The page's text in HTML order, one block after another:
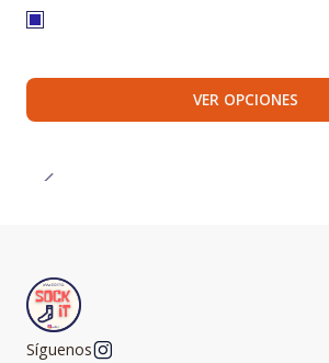
VER OPCIONES
Síguenos